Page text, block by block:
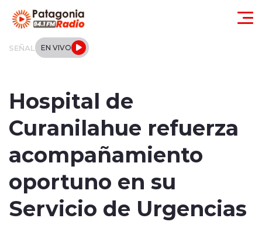
SEÑAL EN VIVO
Regionales
Tendencias
Internacional
Hospital de
Curanilahue refuerza
acompañamiento
oportuno en su
Servicio de Urgencias